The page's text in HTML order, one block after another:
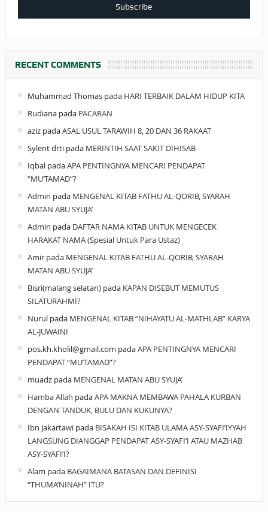
RECENT COMMENTS
Muhammad Thomaspada HARI TERBAIK DALAM HIDUP KITA
Rudianapada PACARAN
azizpadaASAL USUL TARAWIH 8, 20 DAN 36 RAKAAT
Sylent drtipada MERINTIH SAAT SAKIT DIHISAB
IqbalpadaAPA PENTINGNYA MENCARI PENDAPAT
“MU’TAMAD”?
Admin pada MENGENAL KITAB FATHU AL-QORIB, SYARAH
MATAN ABU SYUJA’
Admin pada DAFTAR NAMA KITAB UNTUK MENGECEK
HARAKAT NAMA (Spesial Untuk Para Ustaz)
Amirpada MENGENAL KITAB FATHU AL-QORIB, SYARAH
MATAN ABU SYUJA’
Bisri(malang selatan)pada KAPAN DISEBUT MEMUTUS
SILATURAHMI?
Nurulpada MENGENAL KITAB “NIHAYATU AL-MATHLAB” KARYA
AL-JUWAINI
pos.kh.kholil@gmail.com padaAPA PENTINGNYA MENCARI
PENDAPAT “MU’TAMAD”?
muadzpada MENGENAL MATAN ABU SYUJA’
Hamba Allah padaAPA MAKNA MEMBAWA PAHALA KURBAN
DENGAN TANDUK, BULU DAN KUKUNYA?
Ibn Jakartawipada BISAKAH ISI KITAB ULAMA ASY-SYAFI’IYYAH
LANGSUNG DIANGGAP PENDAPAT ASY-SYAFI’I ATAU MAZHAB
ASY-SYAFI’I?
Alam pada BAGAIMANA BATASAN DAN DEFINISI
“THUMA’NINAH” ITU?